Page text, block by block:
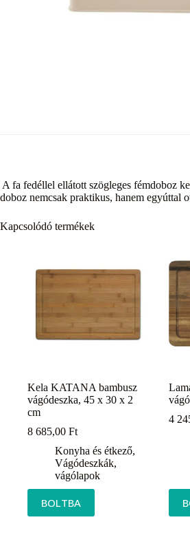
A fa fedéllel ellátott szögleges fémdoboz
doboz nemcsak praktikus, hanem egyúttal
Kapcsolódó termékek
Kela KATANA bambusz
vágódeszka, 45 x 30 x 2
cm
8 685,00 Ft
Konyha és étkező,
Vágódeszkák,
vágólapok
BOLTBA
4